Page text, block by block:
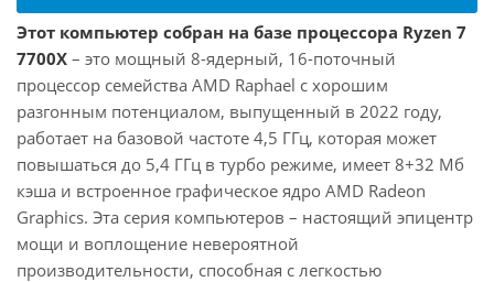
Этот компьютер собран на базе процессора Ryzen 7
7700X – это мощный 8-ядерный, 16-поточный
процессор семейства AMD Raphael с хорошим
разгонным потенциалом, выпущенный в 2022 году,
работает на базовой частоте 4,5 ГГц, которая может
повышаться до 5,4 ГГц в турбо режиме, имеет 8+32 Мб
кэша и встроенное графическое ядро AMD Radeon
Graphics. Эта серия компьютеров – настоящий эпицентр
мощи и воплощение невероятной
производительности, способная с легкостью